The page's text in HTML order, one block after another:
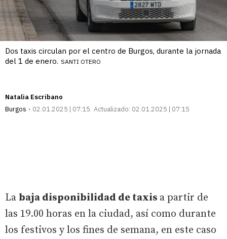
Dos taxis circulan por el centro de Burgos, durante la jornada
del 1 de enero. SANTI OTERO
Natalia Escribano
Burgos
02.01.2025 | 07:15 Actualizado: 02.01.2025 | 07:15
La baja disponibilidad de taxis a partir de
las 19.00 horas en la ciudad, así como durante
los festivos y los fines de semana, en este caso